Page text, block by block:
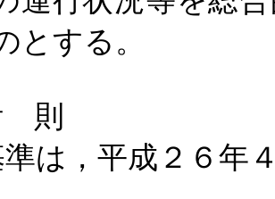
とする。
は，平成２６年